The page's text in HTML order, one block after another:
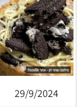
29/9/2024